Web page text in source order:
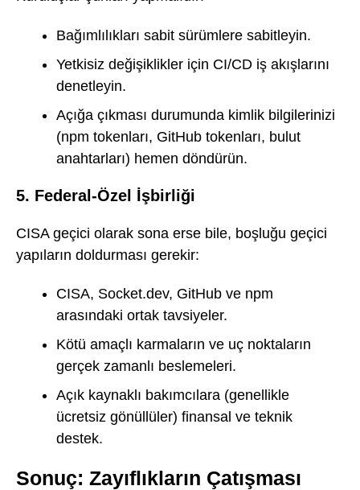
Bağımlılıkları sabit sürümlere sabitleyin.
Yetkisiz değişiklikler için CI/CD iş akışlarını
denetleyin.
Açığa çıkması durumunda kimlik bilgilerinizi
(npm tokenları, GitHub tokenları, bulut
anahtarları) hemen döndürün.
5. Federal-Özel İşbirliği
CISA geçici olarak sona erse bile, boşluğu geçici
yapıların doldurması gerekir:
CISA, Socket.dev, GitHub ve npm
arasındaki ortak tavsiyeler.
Kötü amaçlı karmaların ve uç noktaların
gerçek zamanlı beslemeleri.
Açık kaynaklı bakımcılara (genellikle
ücretsiz gönüllüler) finansal ve teknik
destek.
Sonuç: Zayıflıkların Çatışması